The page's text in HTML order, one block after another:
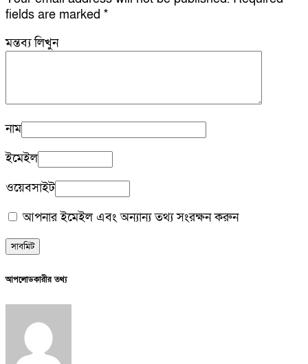
fields are marked *
মন্তব্য লিখুন
নাম
ইমেইল
ওয়েবসাইট
আপনার ইমেইল এবং অন্যান্য তথ্য সংরক্ষন করুন
আপলোডকারীর তথ্য